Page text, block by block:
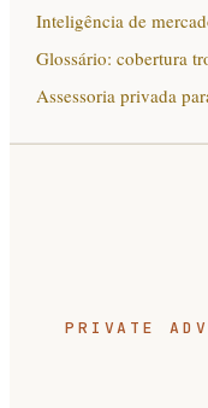
Inteligência de
Glossário: cobertura
Assessoria privada
PRIVATE